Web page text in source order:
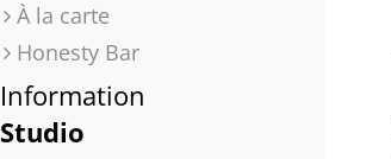
À la carte
Honesty Bar
Information
Studio